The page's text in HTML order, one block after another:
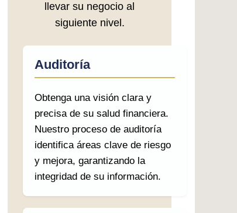
llevar su negocio al
siguiente nivel.
Auditoría
Obtenga una visión clara y
precisa de su salud financiera.
Nuestro proceso de auditoría
identifica áreas clave de riesgo
y mejora, garantizando la
integridad de su información.